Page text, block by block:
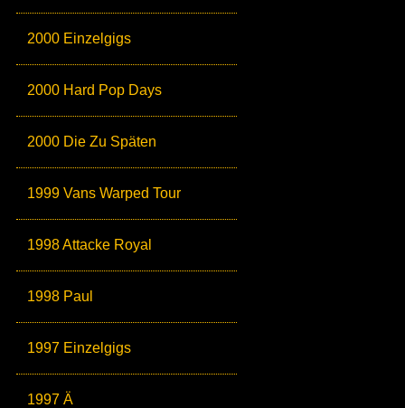
2000 Einzelgigs
2000 Hard Pop Days
2000 Die Zu Späten
1999 Vans Warped Tour
1998 Attacke Royal
1998 Paul
1997 Einzelgigs
1997 Ä